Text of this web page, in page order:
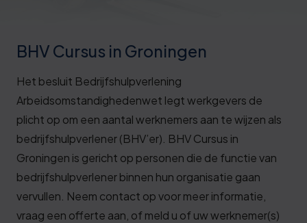
BHV Cursus in Groningen
Het besluit Bedrijfshulpverlening
Arbeidsomstandighedenwet legt werkgevers de
plicht op om een aantal werknemers aan te wijzen als
bedrijfshulpverlener (BHV’er). BHV Cursus in
Groningen is gericht op personen die de functie van
bedrijfshulpverlener binnen hun organisatie gaan
vervullen. Neem contact op voor meer informatie,
vraag een offerte aan, of meld u of uw werknemer(s)